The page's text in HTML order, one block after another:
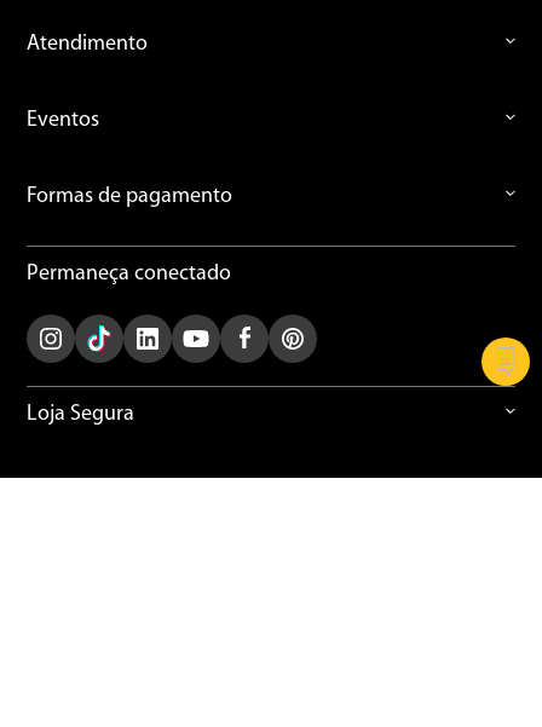
Atendimento
Eventos
Formas de pagamento
Permaneça conectado
Loja Segura